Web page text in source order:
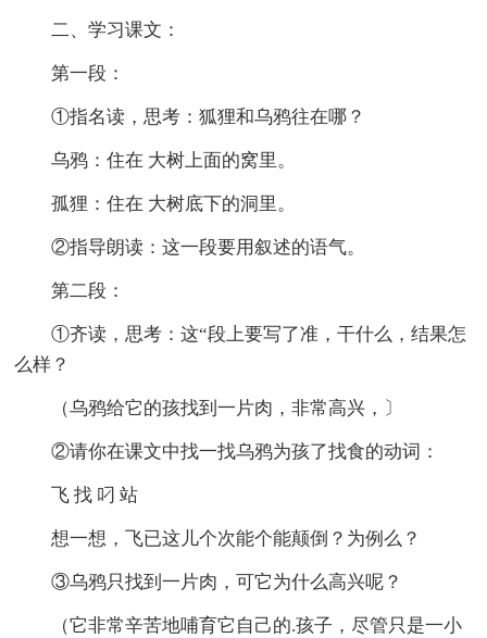
二、学习课文：
第一段：
①指名读，思考：狐狸和乌鸦往在哪？
乌鸦：住在 大树上面的窝里。
孤狸：住在 大树底下的洞里。
②指导朗读：这一段要用叙述的语气。
第二段：
①齐读，思考：这“段上要写了准，干什么，结果怎
么样？
（乌鸦给它的孩找到一片肉，非常高兴，〕
②请你在课文中找一找乌鸦为孩了找食的动词：
飞 找 叼 站
想一想，飞已这儿个次能个能颠倒？为例么？
③乌鸦只找到一片肉，可它为什么高兴呢？
（它非常辛苦地哺育它自己的.孩子，尽管只是一小